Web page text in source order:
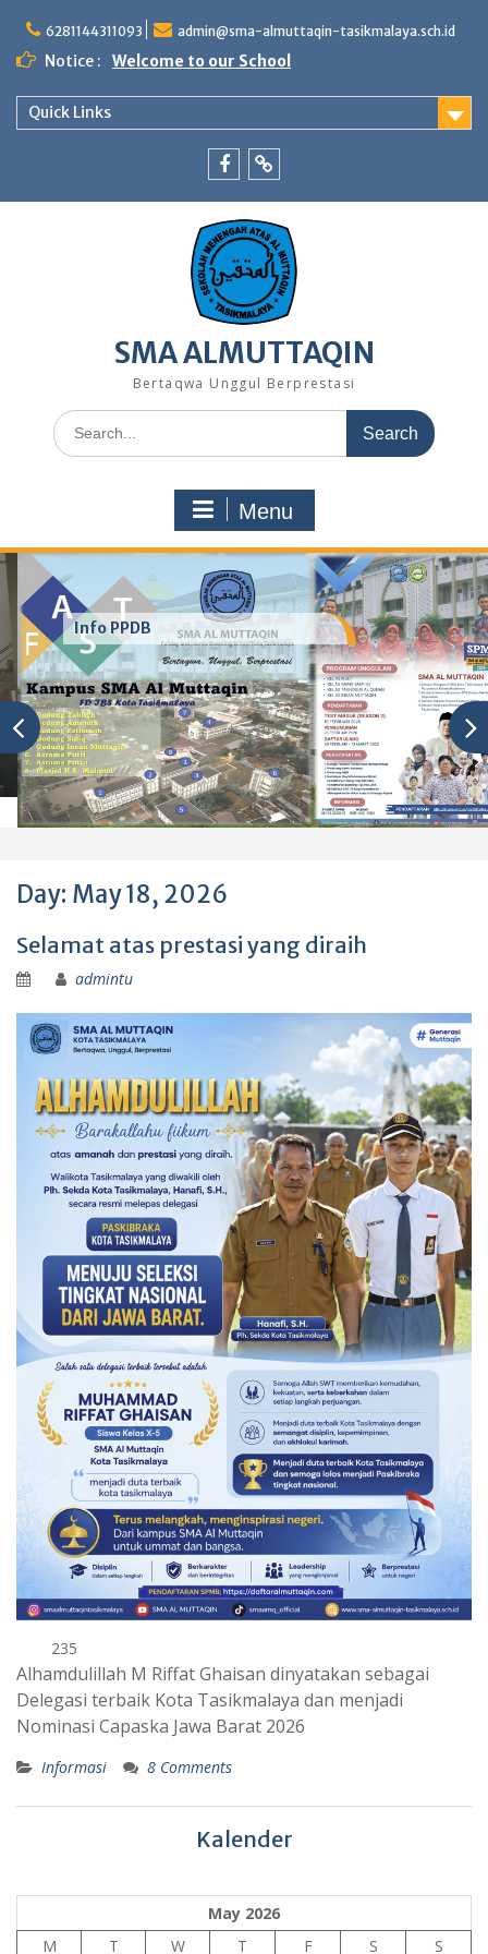
content
6281144311093 admin@sma-almuttaqin-tasikmalaya.sch.id
Notice : Welcome to our School
Quick Links
SMA ALMUTTAQIN
Bertaqwa Unggul Berprestasi
Search
for:
Menu
Info PPDB
Day: May 18, 2026
Selamat atas prestasi yang diraih
admintu
235
Alhamdulillah M Riffat Ghaisan dinyatakan sebagai
Delegasi terbaik Kota Tasikmalaya dan menjadi
Nominasi Capaska Jawa Barat 2026
Informasi 8 Comments
Kalender
May 2026
M
T W T F S S